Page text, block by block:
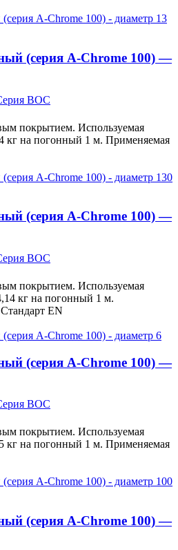
(серия A-Chrome 100) —
BOC
покрытием. Используемая
кг на погонный 1 м. Применяемая
(серия A-Chrome 100) —
BOC
покрытием. Используемая
кг на погонный 1 м.
EN
(серия A-Chrome 100) —
BOC
покрытием. Используемая
кг на погонный 1 м. Применяемая
(серия A-Chrome 100) —